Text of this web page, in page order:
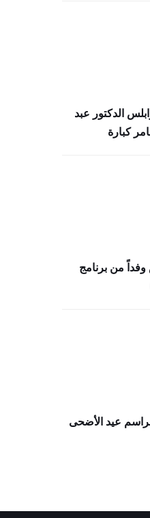
الدكتور عبد
كبارة
من برنامج
عيد الأضحى